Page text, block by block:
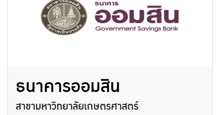
ธนาคารออมสิน
สาขามหาวิทยาลัยเกษตรศาสตร์